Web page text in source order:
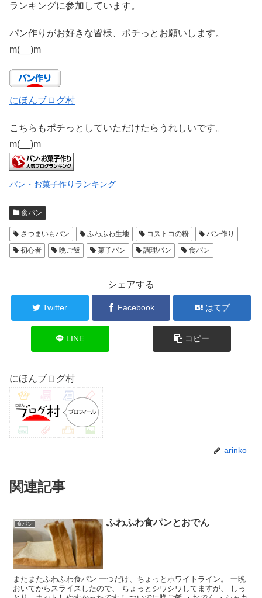
ランキングに参加しています。
パン作りがお好きな皆様、ポチっとお願いします。
m(__)m
にほんブログ村
こちらもポチっとしていただけたらうれしいです。
m(__)m
パン・お菓子作りランキング
食パン
さつまいもパン ふわふわ生地 コストコの粉
パン作り
初心者
晩ご飯 菓子パン 調理パン 食パン
シェアする
Twitter Facebook はてブ
LINE コピー
にほんブログ村
arinko
関連記事
食パン ふわふわ食パンとおでん
またまたふわふわ食パン 一つだけ、ちょっとホワイトライン。 一晩
おいてからスライスしたので、 ちょっとシワシワしてますが、 しっ